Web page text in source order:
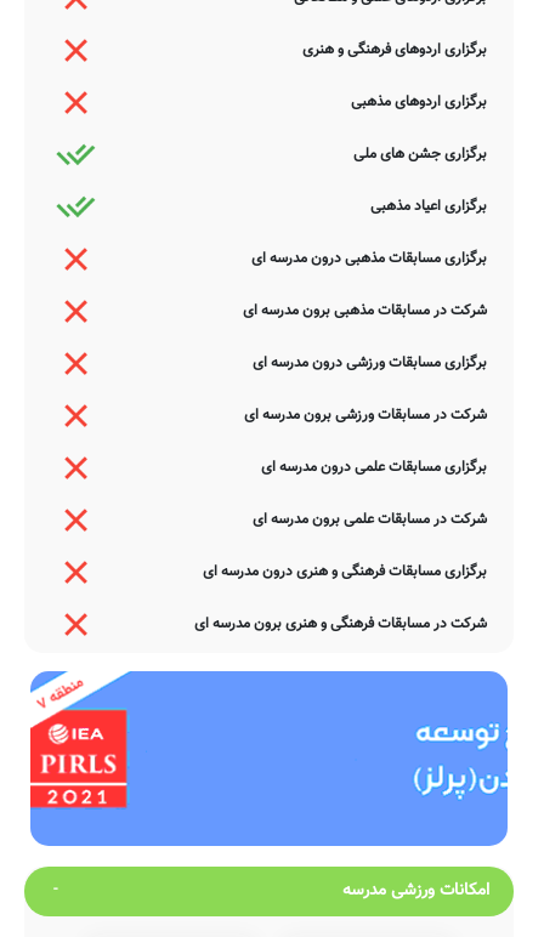
برگزاری اردوهای فرهنگی و هنری
برگزاری اردوهای مذهبی
برگزاری جشن های ملی
برگزاری اعیاد مذهبی
برگزاری مسابقات مذهبی درون مدرسه ای
شرکت در مسابقات مذهبی برون مدرسه ای
برگزاری مسابقات ورزشی درون مدرسه ای
شرکت در مسابقات ورزشی برون مدرسه ای
برگزاری مسابقات علمی درون مدرسه ای
شرکت در مسابقات علمی برون مدرسه ای
برگزاری مسابقات فرهنگی و هنری درون مدرسه ای
شرکت در مسابقات فرهنگی و هنری برون مدرسه ای
امکانات ورزشی مدرسه